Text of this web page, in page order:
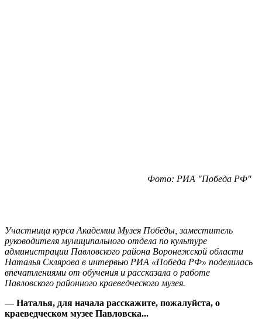
Фото: РИА "Победа РФ"
Участница курса Академии Музея Победы, заместитель
руководителя муниципального отдела по культуре
администрации Павловского района Воронежской области
Наталья Склярова в интервью РИА «Победа РФ» поделилась
впечатлениями от обучения и рассказала о работе
Павловского районного краеведческого музея.
— Наталья, для начала расскажите, пожалуйста, о
краеведческом музее Павловска...